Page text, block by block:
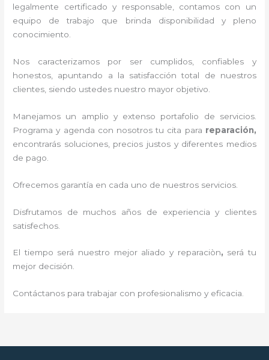
legalmente certificado y responsable, contamos con un
equipo de trabajo que brinda disponibilidad y pleno
conocimiento.
Nos caracterizamos por ser cumplidos, confiables y
honestos, apuntando a la satisfacción total de nuestros
clientes, siendo ustedes nuestro mayor objetivo.
Manejamos un amplio y extenso portafolio de servicios.
Programa y agenda con nosotros tu cita para reparación,
encontrarás soluciones, precios justos y diferentes medios
de pago.
Ofrecemos garantía en cada uno de nuestros servicios.
Disfrutamos de muchos años de experiencia y clientes
satisfechos.
El tiempo será nuestro mejor aliado y reparaciòn, será tu
mejor decisión.
Contáctanos para trabajar con profesionalismo y eficacia.